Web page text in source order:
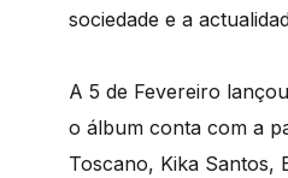
sociedade e a
A 5 de Fevereiro
o álbum conta com a
Toscano, Kika Santos,